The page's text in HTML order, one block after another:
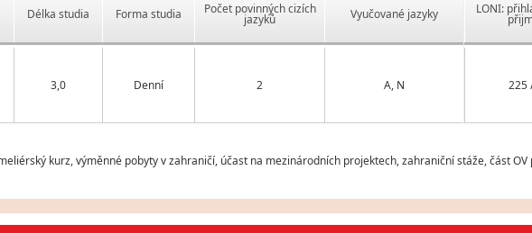
Délka studia Forma studia Počet povinných cizích
jazyků Vyučované jazyky
3,0 Denní 2 A, N
LONI:
225
kurz, výměnné pobyty v zahraničí, účast na mezinárodních projektech, zahraniční stáže, část